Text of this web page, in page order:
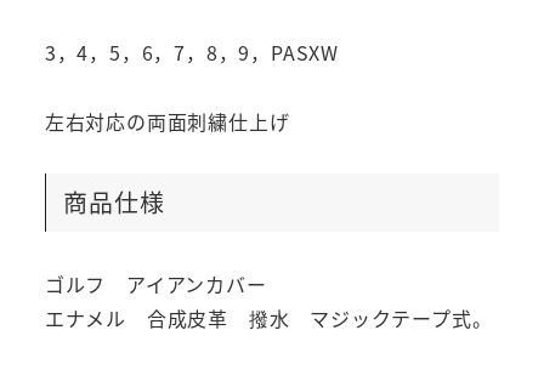
3，4，5，6，7，8，9，PASXW
左右対応の両面刺繍仕上げ
商品仕様
ゴルフ アイアンカバー
エナメル 合成皮革 撥水 マジックテープ式。